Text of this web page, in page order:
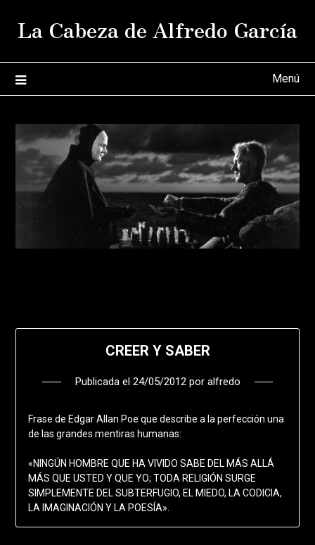
La Cabeza de Alfredo García
Menú
CREER Y SABER
Publicada el 24/05/2012por alfredo
Frase de Edgar Allan Poe que describe a la perfección una
de las grandes mentiras humanas:
«NINGÚN HOMBRE QUE HA VIVIDO SABE DEL MÁS ALLÁ
MÁS QUE USTED Y QUE YO; TODA RELIGIÓN SURGE
SIMPLEMENTE DEL SUBTERFUGIO, EL MIEDO, LA CODICIA,
LA IMAGINACIÓN Y LA POESÍA».